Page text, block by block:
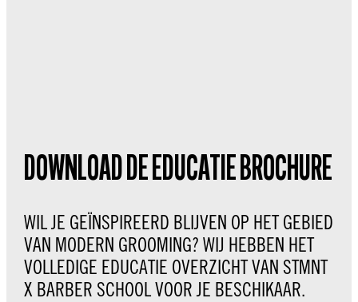
DOWNLOAD DE EDUCATIE BROCHURE
WIL JE GEÏNSPIREERD BLIJVEN OP HET GEBIED
VAN MODERN GROOMING? WIJ HEBBEN HET
VOLLEDIGE EDUCATIE OVERZICHT VAN STMNT
X BARBER SCHOOL VOOR JE BESCHIKAAR.